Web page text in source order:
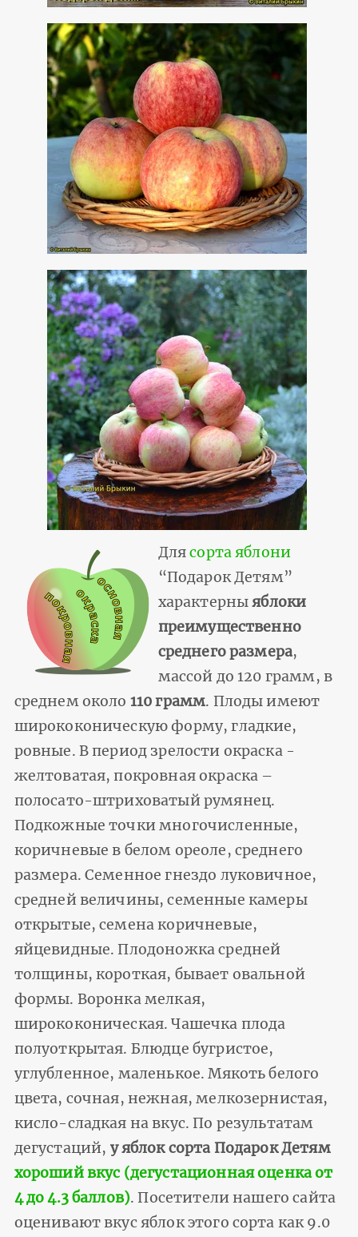
Длясорта яблони
“Подарок Детям”
характерныяблоки
преимущественно
среднего размера,
массой до 120 грамм, в
среднем около 110 грамм. Плоды имеют
ширококоническую форму, гладкие,
ровные. В период зрелости окраска -
желтоватая, покровная окраска –
полосато-штриховатый румянец.
Подкожные точки многочисленные,
коричневые в белом ореоле, среднего
размера. Семенное гнездо луковичное,
средней величины, семенные камеры
открытые, семена коричневые,
яйцевидные. Плодоножка средней
толщины, короткая, бывает овальной
формы. Воронка мелкая,
ширококоническая. Чашечка плода
полуоткрытая. Блюдце бугристое,
углубленное, маленькое. Мякоть белого
цвета, сочная, нежная, мелкозернистая,
кисло-сладкая на вкус. По результатам
дегустаций, у яблок сорта Подарок Детям
хороший вкус (дегустационная оценка от
4 до 4.3 баллов). Посетители нашего сайта
оценивают вкус яблок этого сорта как 9.0